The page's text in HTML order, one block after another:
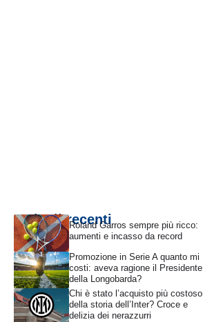
Articoli recentiRoland Garros sempre più ricco:
aumenti e incasso da record
Promozione in Serie A quanto mi
costi: aveva ragione il Presidente
della Longobarda?
Chi è stato l’acquisto più costoso
della storia dell’Inter? Croce e
delizia dei nerazzurri